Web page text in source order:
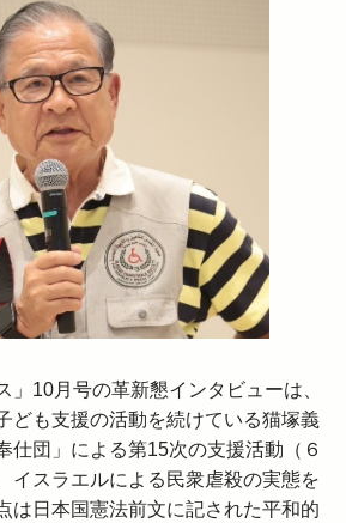
」10月号の革新懇インタビューは、
ども支援の活動を続けている猫塚義
仕団」による第15次の支援活動（６
イスラエルによる民衆虐殺の実態を
は日本国憲法前文に記された平和的